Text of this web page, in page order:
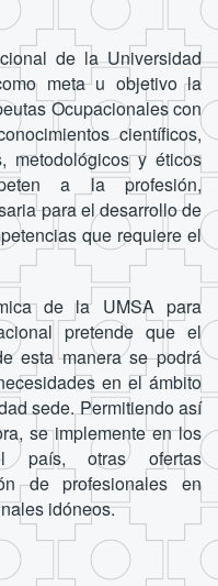
de la Universidad
meta u objetivo la
Ocupacionales con
científicos,
metodológicos y éticos
a la profesión,
para el desarrollo de
que requiere el
de la UMSA para
pretende que el
esta manera se podrá
en el ámbito
sede. Permitiendo así
se implemente en los
país, otras ofertas
de profesionales en
idóneos.